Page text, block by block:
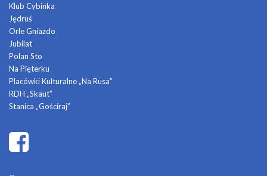
Klub Cybinka
Jędruś
Orle Gniazdo
Jubilat
Polan Sto
Na Pięterku
Placówki Kulturalne „Na Rusa”
RDH „Skaut”
Stanica „Gościraj”